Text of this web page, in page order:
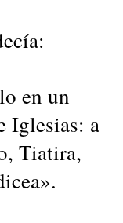
en un
Iglesias: a
Tiatira,